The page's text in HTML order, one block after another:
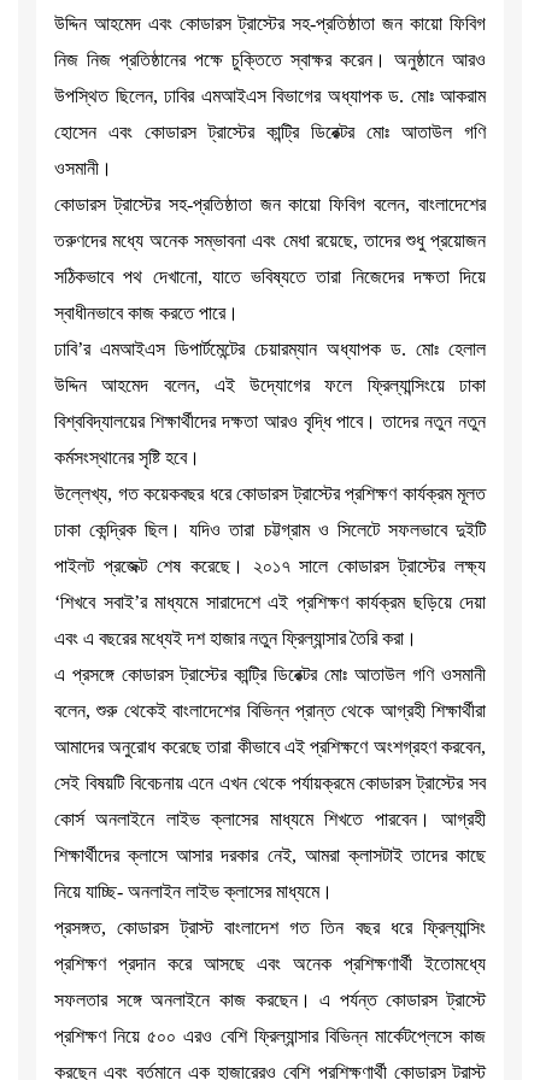
উদ্দিন আহমেদ এবং কোডারস ট্রাস্টের সহ-প্রতিষ্ঠাতা জন কায়ো ফিবিগ
নিজ নিজ প্রতিষ্ঠানের পক্ষে চুক্তিতে স্বাক্ষর করেন। অনুষ্ঠানে আরও
উপস্থিত ছিলেন, ঢাবির এমআইএস বিভাগের অধ্যাপক ড. মোঃ আকরাম
হোসেন এবং কোডারস ট্রাস্টের কান্ট্রি ডিরেক্টর মোঃ আতাউল গণি
ওসমানী।
কোডারস ট্রাস্টের সহ-প্রতিষ্ঠাতা জন কায়ো ফিবিগ বলেন, বাংলাদেশের
তরুণদের মধ্যে অনেক সম্ভাবনা এবং মেধা রয়েছে, তাদের শুধু প্রয়োজন
সঠিকভাবে পথ দেখানো, যাতে ভবিষ্যতে তারা নিজেদের দক্ষতা দিয়ে
স্বাধীনভাবে কাজ করতে পারে।
ঢাবি’র এমআইএস ডিপার্টমেন্টের চেয়ারম্যান অধ্যাপক ড. মোঃ হেলাল
উদ্দিন আহমেদ বলেন, এই উদ্যোগের ফলে ফ্রিল্যান্সিংয়ে ঢাকা
বিশ্ববিদ্যালয়ের শিক্ষার্থীদের দক্ষতা আরও বৃদ্ধি পাবে। তাদের নতুন নতুন
কর্মসংস্থানের সৃষ্টি হবে।
উল্লেখ্য, গত কয়েকবছর ধরে কোডারস ট্রাস্টের প্রশিক্ষণ কার্যক্রম মূলত
ঢাকা কেন্দ্রিক ছিল। যদিও তারা চট্টগ্রাম ও সিলেটে সফলভাবে দুইটি
পাইলট প্রজেক্ট শেষ করেছে। ২০১৭ সালে কোডারস ট্রাস্টের লক্ষ্য
‘শিখবে সবাই’র মাধ্যমে সারাদেশে এই প্রশিক্ষণ কার্যক্রম ছড়িয়ে দেয়া
এবং এ বছরের মধ্যেই দশ হাজার নতুন ফ্রিল্যান্সার তৈরি করা।
এ প্রসঙ্গে কোডারস ট্রাস্টের কান্ট্রি ডিরেক্টর মোঃ আতাউল গণি ওসমানী
বলেন, শুরু থেকেই বাংলাদেশের বিভিন্ন প্রান্ত থেকে আগ্রহী শিক্ষার্থীরা
আমাদের অনুরোধ করেছে তারা কীভাবে এই প্রশিক্ষণে অংশগ্রহণ করবেন,
সেই বিষয়টি বিবেচনায় এনে এখন থেকে পর্যায়ক্রমে কোডারস ট্রাস্টের সব
কোর্স অনলাইনে লাইভ ক্লাসের মাধ্যমে শিখতে পারবেন। আগ্রহী
শিক্ষার্থীদের ক্লাসে আসার দরকার নেই, আমরা ক্লাসটাই তাদের কাছে
নিয়ে যাচ্ছি- অনলাইন লাইভ ক্লাসের মাধ্যমে।
প্রসঙ্গত, কোডারস ট্রাস্ট বাংলাদেশ গত তিন বছর ধরে ফ্রিল্যান্সিং
প্রশিক্ষণ প্রদান করে আসছে এবং অনেক প্রশিক্ষণার্থী ইতোমধ্যে
সফলতার সঙ্গে অনলাইনে কাজ করছেন। এ পর্যন্ত কোডারস ট্রাস্টে
প্রশিক্ষণ নিয়ে ৫০০ এরও বেশি ফ্রিল্যান্সার বিভিন্ন মার্কেটপ্লেসে কাজ
করছেন এবং বর্তমানে এক হাজারেরও বেশি প্রশিক্ষণার্থী কোডারস ট্রাস্ট